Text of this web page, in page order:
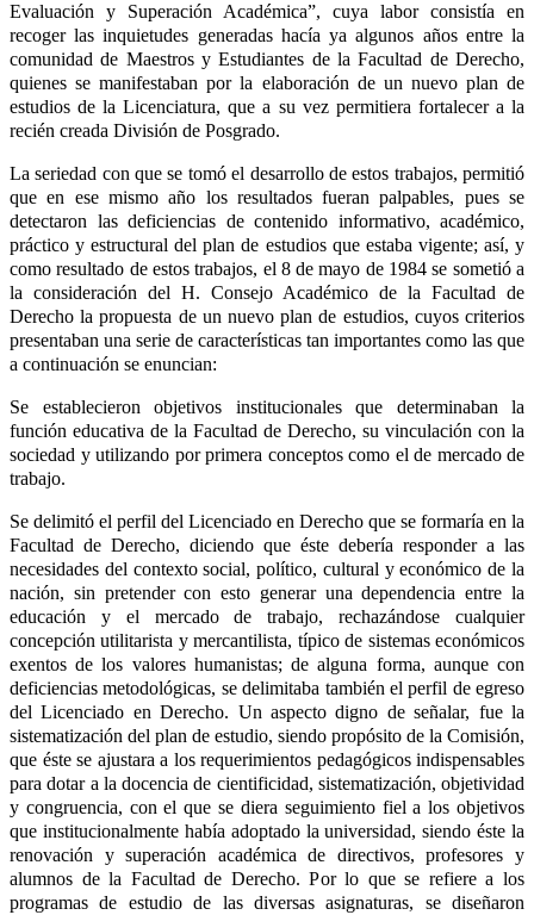
Evaluación y Superación Académica”, cuya labor consistía en
recoger las inquietudes generadas hacía ya algunos años entre la
comunidad de Maestros y Estudiantes de la Facultad de Derecho,
quienes se manifestaban por la elaboración de un nuevo plan de
estudios de la Licenciatura, que a su vez permitiera fortalecer a la
recién creada División de Posgrado.
La seriedad con que se tomó el desarrollo de estos trabajos, permitió
que en ese mismo año los resultados fueran palpables, pues se
detectaron las deficiencias de contenido informativo, académico,
práctico y estructural del plan de estudios que estaba vigente; así, y
como resultado de estos trabajos, el 8 de mayo de 1984 se sometió a
la consideración del H. Consejo Académico de la Facultad de
Derecho la propuesta de un nuevo plan de estudios, cuyos criterios
presentaban una serie de características tan importantes como las que
a continuación se enuncian:
Se establecieron objetivos institucionales que determinaban la
función educativa de la Facultad de Derecho, su vinculación con la
sociedad y utilizando por primera conceptos como el de mercado de
trabajo.
Se delimitó el perfil del Licenciado en Derecho que se formaría en la
Facultad de Derecho, diciendo que éste debería responder a las
necesidades del contexto social, político, cultural y económico de la
nación, sin pretender con esto generar una dependencia entre la
educación y el mercado de trabajo, rechazándose cualquier
concepción utilitarista y mercantilista, típico de sistemas económicos
exentos de los valores humanistas; de alguna forma, aunque con
deficiencias metodológicas, se delimitaba también el perfil de egreso
del Licenciado en Derecho. Un aspecto digno de señalar, fue la
sistematización del plan de estudio, siendo propósito de la Comisión,
que éste se ajustara a los requerimientos pedagógicos indispensables
para dotar a la docencia de cientificidad, sistematización, objetividad
y congruencia, con el que se diera seguimiento fiel a los objetivos
que institucionalmente había adoptado la universidad, siendo éste la
renovación y superación académica de directivos, profesores y
alumnos de la Facultad de Derecho. Por lo que se refiere a los
programas de estudio de las diversas asignaturas, se diseñaron